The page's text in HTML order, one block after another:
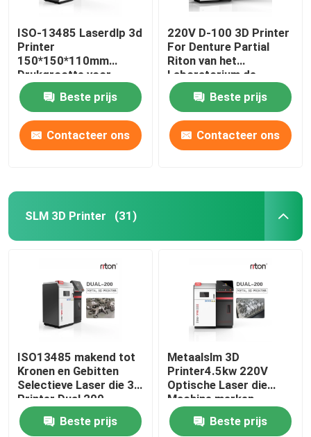
ISO-13485 Laserdlp 3d
Printer
150*150*110mm
Drukgrootte voor
Tandimplant Modellen
Beste prijs
Contacteer ons
220V D-100 3D Printer
For Denture Partial
Riton van het
Laboratorium de
Tandmetaal
Beste prijs
Contacteer ons
SLM 3D Printer (31)
ISO13485 makend tot
Kronen en Gebitten
Selectieve Laser die 3d
Printer Dual 200
smelten
Beste prijs
Metaalslm 3D
Printer4.5kw 220V
Optische Laser die
Machine merken
Beste prijs